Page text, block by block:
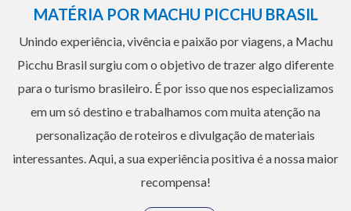
MATÉRIA POR MACHU PICCHU BRASIL
Unindo experiência, vivência e paixão por viagens, a Machu
Picchu Brasil surgiu com o objetivo de trazer algo diferente
para o turismo brasileiro. É por isso que nos especializamos
em um só destino e trabalhamos com muita atenção na
personalização de roteiros e divulgação de materiais
interessantes. Aqui, a sua experiência positiva é a nossa maior
recompensa!